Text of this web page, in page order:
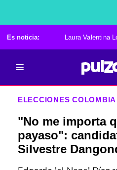
Es noticia: Laura Valentina
ELECCIONES COLOMBIA
"No me importa
payaso":
Silvestre